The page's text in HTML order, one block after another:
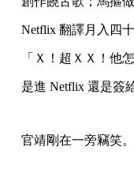
Netflix 翻譯月入四
「Ｘ！超ＸＸ！他
是進 Netflix 還是簽
官靖剛在一旁竊笑